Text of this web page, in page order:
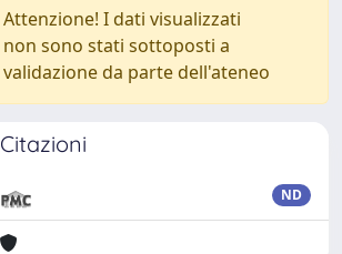
Attenzione! I dati visualizzati
non sono stati sottoposti a
validazione da parte dell'ateneo
Citazioni
ND